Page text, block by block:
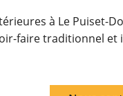
à Le Puiset-
faire traditionnel